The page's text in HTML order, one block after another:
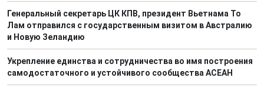
Генеральный секретарь ЦК КПВ, президент Вьетнама То
Лам отправился с государственным визитом в Австралию
и Новую Зеландию
Укрепление единства и сотрудничества во имя построения
самодостаточного и устойчивого сообщества АСЕАН